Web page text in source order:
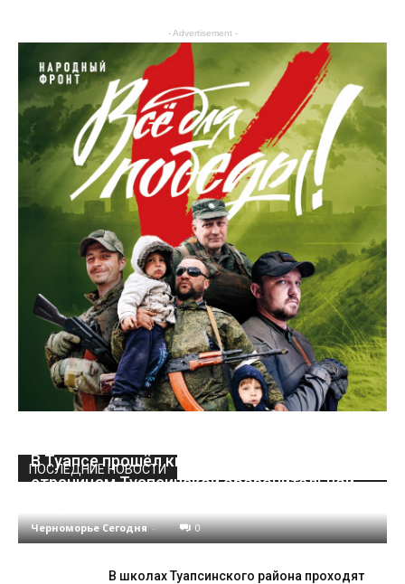
Культура
- Advertisement -
ПОСЛЕДНИЕ НОВОСТИ
В Туапсе прошёл кинолекторий «По
страницам Туапсинской оборонительной
Черноморье Сегодня - 0
В школах Туапсинского района проходят